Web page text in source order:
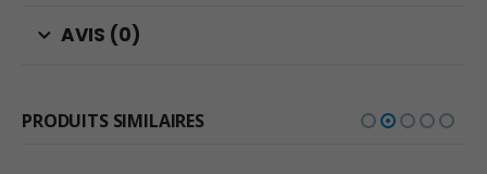
AVIS (0)
PRODUITS SIMILAIRES